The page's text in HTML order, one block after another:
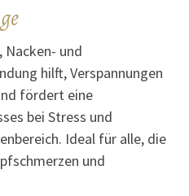
Nacken- und
hilft, Verspannungen
fördert eine
bei Stress und
Ideal für alle, die
und